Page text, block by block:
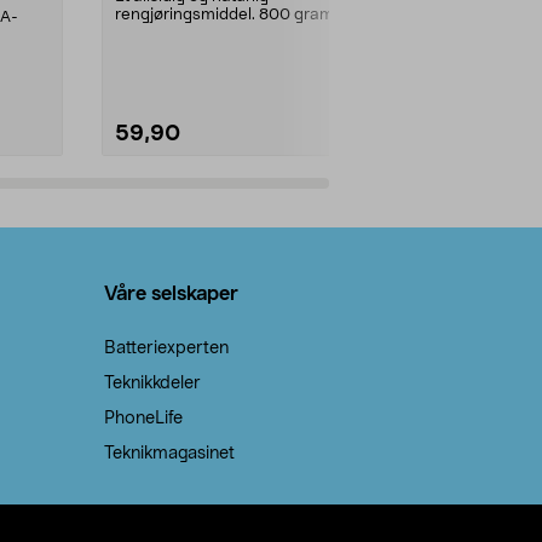
rengjøringsmiddel. 800 gram
59,90
Våre selskaper
Batteriexperten
Teknikkdeler
PhoneLife
Teknikmagasinet